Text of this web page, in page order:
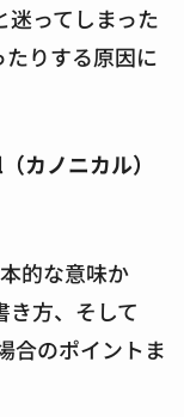
ってしまった
たりする原因に
カノニカル）
的な意味か
き方、そして
合のポイントま